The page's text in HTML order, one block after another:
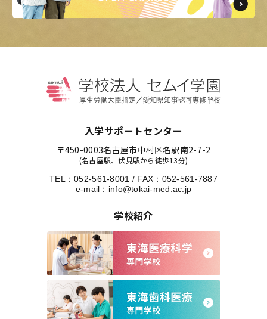
入学サポートセンター
〒450-0003名古屋市中村区名駅南2-7-2
(名古屋駅、伏見駅から徒歩13分)
TEL：052-561-8001 / FAX：052-561-7887
e-mail： info@tokai-med.ac.jp
学校紹介